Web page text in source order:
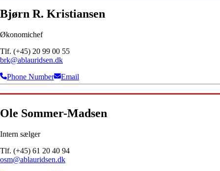
Bjørn R. Kristiansen
Økonomichef
Tlf. (+45) 20 99 00 55
brk@ablauridsen.dk
Phone Number
Email
Ole Sommer-Madsen
Intern sælger
Tlf. (+45) 61 20 40 94
osm@ablauridsen.dk